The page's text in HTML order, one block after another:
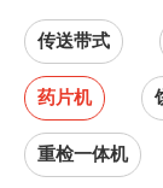
传送带式
药片机
重检一体机